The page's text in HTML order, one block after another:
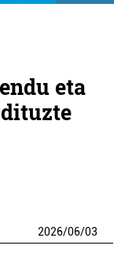
eta
2026/06/03